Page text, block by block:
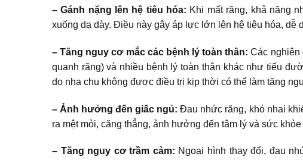
– Gánh nặng lên hệ tiêu hóa: Khi mất răng, khả năng
xuống dạ dày. Điều này gây áp lực lớn lên hệ tiêu hóa, dễ
– Tăng nguy cơ mắc các bệnh lý toàn thân: Các nghiên
quanh răng) và nhiều bệnh lý toàn thân khác như tiểu
do nha chu không được điều trị kịp thời có thể làm tăng
– Ảnh hưởng đến giấc ngủ: Đau nhức răng, khó nhai
ra mệt mỏi, căng thẳng, ảnh hưởng đến tâm lý và sức khỏe
– Tăng nguy cơ trầm cảm: Ngoại hình thay đổi, đau